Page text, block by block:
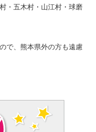
・五木村・山江村・球磨
、熊本県外の方も遠慮